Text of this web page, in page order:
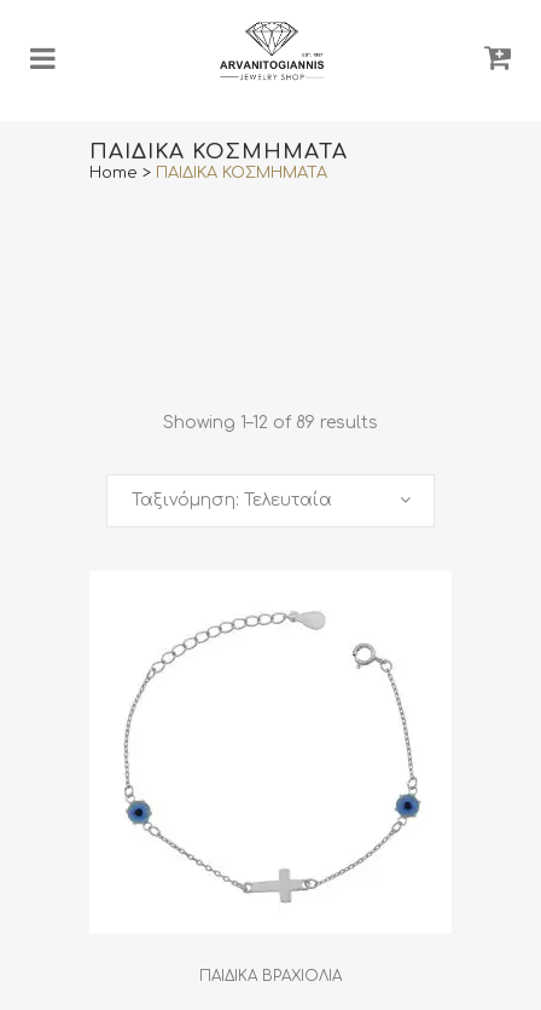
ΠΑΙΔΙΚΑ ΚΟΣΜΗΜΑΤΑ
Home > ΠΑΙΔΙΚΑ ΚΟΣΜΗΜΑΤΑ
Showing 1–12 of 89 results
Ταξινόμηση: Τελευταία
ΠΑΙΔΙΚΑ ΒΡΑΧΙΟΛΙΑ